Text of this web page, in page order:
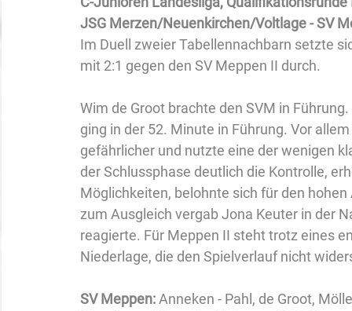
JSG Merzen/Neuenkirchen/Voltlage - SV
Im Duell zweier Tabellennachbarn setzte
mit 2:1 gegen den SV Meppen II durch.
Wim de Groot brachte den SVM in
ging in der 52. Minute in Führung. Vor
gefährlicher und nutzte eine der wenigen
der Schlussphase deutlich die Kontrolle,
Möglichkeiten, belohnte sich für den
zum Ausgleich vergab Jona Keuter in der
reagierte. Für Meppen II steht trotz eines
Niederlage, die den Spielverlauf nicht
SV Meppen: Anneken - Pahl, de Groot,